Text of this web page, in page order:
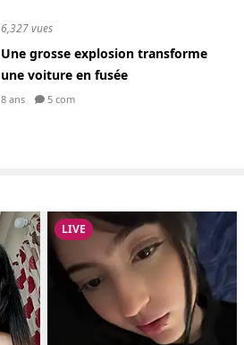
6,327 vues
Une grosse explosion transforme
une voiture en fusée
8 ans 5 com